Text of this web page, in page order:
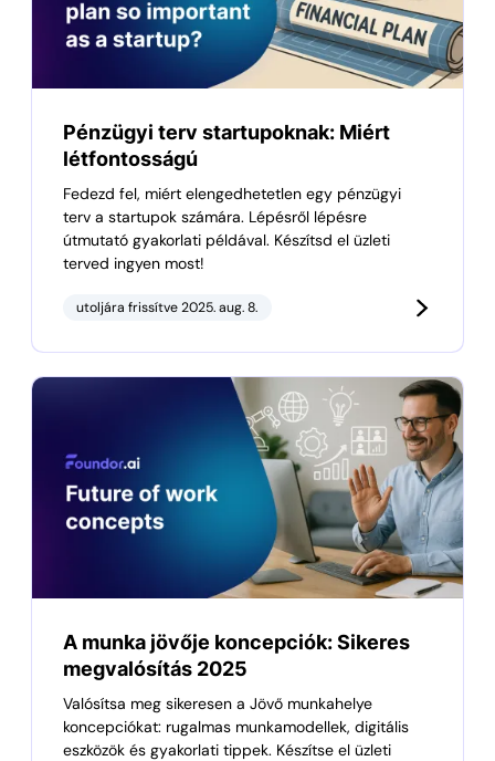
Pénzügyi terv startupoknak: Miért
létfontosságú
Fedezd fel, miért elengedhetetlen egy pénzügyi
terv a startupok számára. Lépésről lépésre
útmutató gyakorlati példával. Készítsd el üzleti
terved ingyen most!
utoljára frissítve 2025. aug. 8.
A munka jövője koncepciók: Sikeres
megvalósítás 2025
Valósítsa meg sikeresen a Jövő munkahelye
koncepciókat: rugalmas munkamodellek, digitális
eszközök és gyakorlati tippek. Készítse el üzleti